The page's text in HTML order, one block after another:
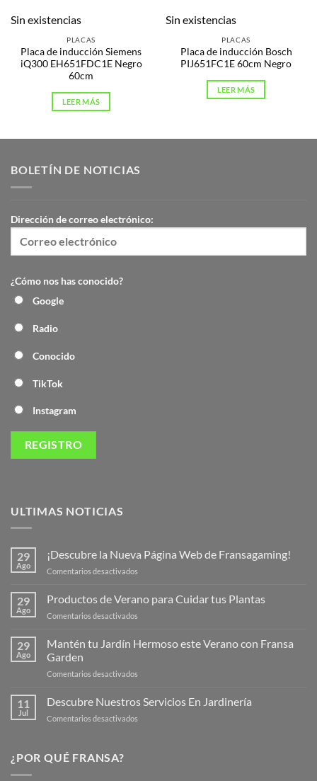
Sin existencias
PLACAS
Placa de inducción Siemens
iQ300 EH651FDC1E Negro
60cm
LEER MÁS
Sin existencias
PLACAS
Placa de inducción Bosch
PIJ651FC1E 60cm Negro
LEER MÁS
BOLETÍN DE NOTICIAS
Dirección de correo electrónico:
¿Cómo nos has conocido?
Google
Radio
Conocido
TikTok
Instagram
ULTIMAS NOTICIAS
29
Ago
¡Descubre la Nueva Página Web de Fransagaming!
Comentarios desactivados
Nueva
de
29
Ago
Productos de Verano para Cuidar tus Plantas
Comentarios desactivados
de
Plantas
29
Ago
Mantén tu Jardín Hermoso este Verano con Fransa
Garden
Comentarios desactivados
tu
11
Jul
Descubre Nuestros Servicios En Jardinería
Comentarios desactivados
¿POR QUÉ FRANSA?